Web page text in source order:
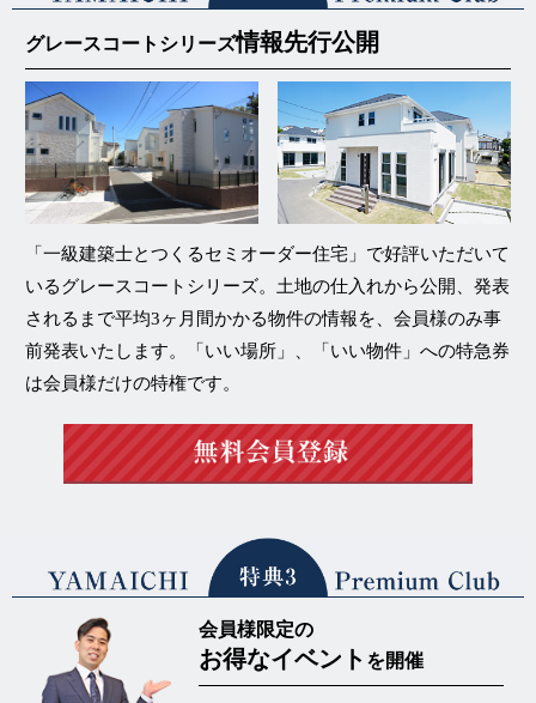
グレースコートシリーズ情報先行公開
「一級建築士とつくるセミオーダー住宅」 で好評いただいて
いるグレースコートシリーズ。土地の仕入れから公開、発表
されるまで平均3ヶ月間かかる物件の情報を、 会員様のみ事
前発表いたします。「いい場所」、「いい物件」への特急券
は会員様だけの特権です。
会員様限定の
お得なイベント を開催